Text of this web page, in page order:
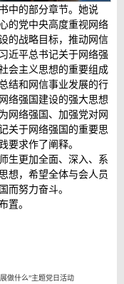
中的部分章节。她说
的党中央高度重视网络
的战略目标，推动网信
近平总书记关于网络强
会主义思想的重要组成
结和网信事业发展的行
络强国建设的强大思想
网络强国、加强党对网
关于网络强国的重要思
要求作了阐释。
生更加全面、深入、系
想，希望全体与会人员
而努力奋斗。
置。
做什么”主题党日活动